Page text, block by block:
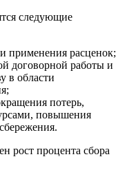
следующие
применения расценок;
договорной работы и
в области
потерь,
повышения
рост процента сбора